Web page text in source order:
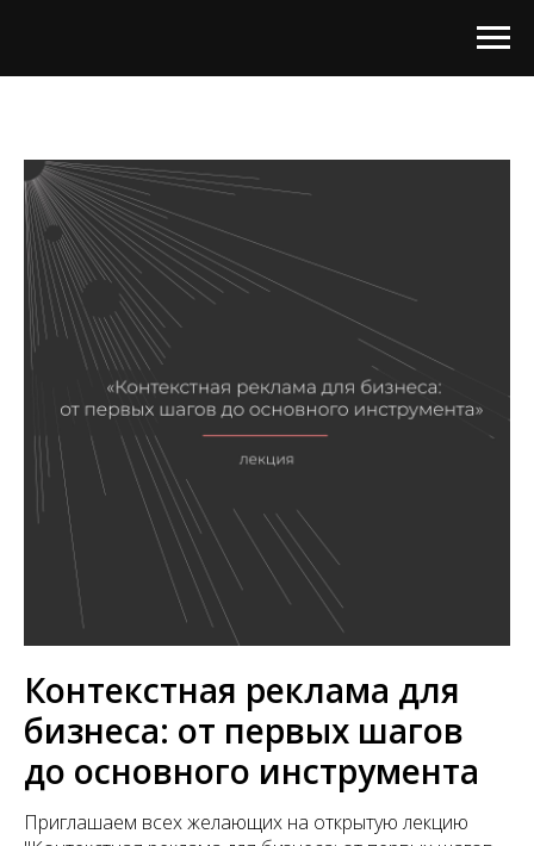
Контекстная реклама для
бизнеса: от первых шагов
до основного инструмента
Приглашаем всех желающих на открытую лекцию